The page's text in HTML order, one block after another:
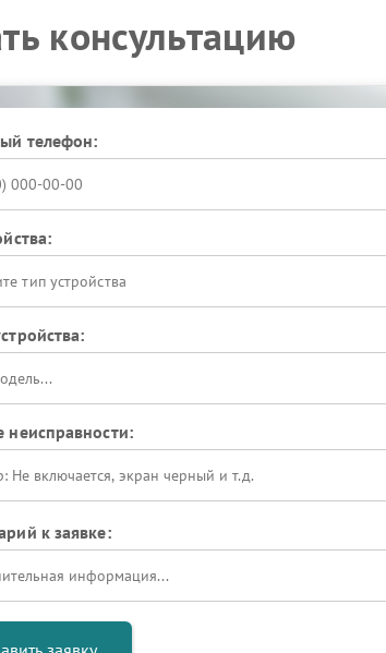
консультацию
телефон:
тип устройства
неисправности:
к заявке: